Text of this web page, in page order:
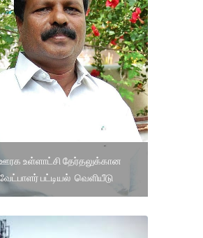
உள்ளாட்சி தேர்தலுக்கான
பட்டியல் வெளியீடு